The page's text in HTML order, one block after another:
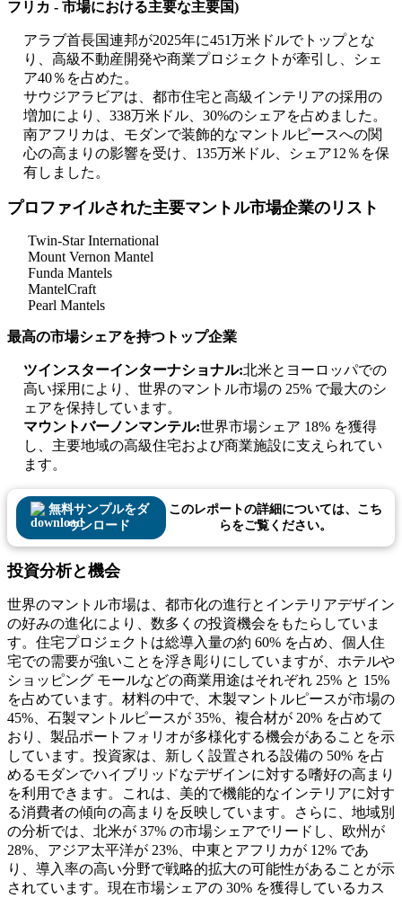
フリカ - 市場における主要な主要国)
アラブ首長国連邦が2025年に451万米ドルでトップとな
り、高級不動産開発や商業プロジェクトが牽引し、シェ
ア40％を占めた。
サウジアラビアは、都市住宅と高級インテリアの採用の
増加により、338万米ドル、30%のシェアを占めました。
南アフリカは、モダンで装飾的なマントルピースへの関
心の高まりの影響を受け、135万米ドル、シェア12％を保
有しました。
プロファイルされた主要マントル市場企業のリスト
Twin-Star International
Mount Vernon Mantel
Funda Mantels
MantelCraft
Pearl Mantels
最高の市場シェアを持つトップ企業
ツインスターインターナショナル:北米とヨーロッパでの
高い採用により、世界のマントル市場の 25% で最大のシ
ェアを保持しています。
マウントバーノンマンテル:世界市場シェア 18% を獲得
し、主要地域の高級住宅および商業施設に支えられてい
ます。
無料サンプルをダ
ウンロード
このレポートの詳細については、こち
らをご覧ください。
投資分析と機会
世界のマントル市場は、都市化の進行とインテリアデザイン
の好みの進化により、数多くの投資機会をもたらしていま
す。住宅プロジェクトは総導入量の約 60% を占め、個人住
宅での需要が強いことを浮き彫りにしていますが、ホテルや
ショッピング モールなどの商業用途はそれぞれ 25% と 15%
を占めています。材料の中で、木製マントルピースが市場の
45%、石製マントルピースが 35%、複合材が 20% を占めて
おり、製品ポートフォリオが多様化する機会があることを示
しています。投資家は、新しく設置される設備の 50% を占
めるモダンでハイブリッドなデザインに対する嗜好の高まり
を利用できます。これは、美的で機能的なインテリアに対す
る消費者の傾向の高まりを反映しています。さらに、地域別
の分析では、北米が 37% の市場シェアでリードし、欧州が
28%、アジア太平洋が 23%、中東とアフリカが 12% であ
り、導入率の高い分野で戦略的拡大の可能性があることが示
されています。現在市場シェアの 30% を獲得しているカス